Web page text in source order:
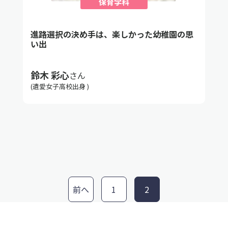
進路選択の決め手は、楽しかった幼稚園の思
い出
鈴木 彩心さん
(遺愛女子高校出身 )
前へ 1 2